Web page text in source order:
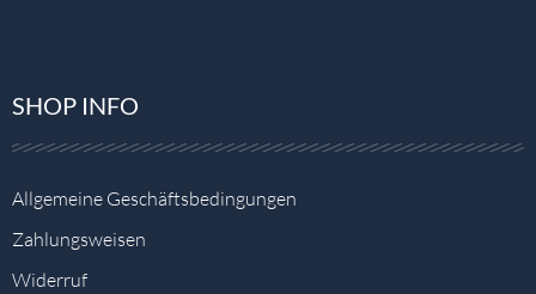
SHOP INFO
Allgemeine Geschäftsbedingungen
Zahlungsweisen
Widerruf